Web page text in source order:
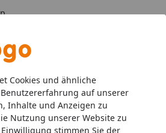
Cookies und ähnliche
auf unserer
Inhalte und Anzeigen zu
Nutzung unserer Website zu
stimmen Sie der